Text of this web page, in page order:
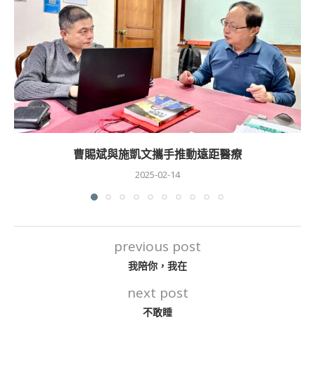
曹賜斌與施凱文攜手推動遠距醫療
2025-02-14
previous post
我陪你，我在
next post
不敢睡